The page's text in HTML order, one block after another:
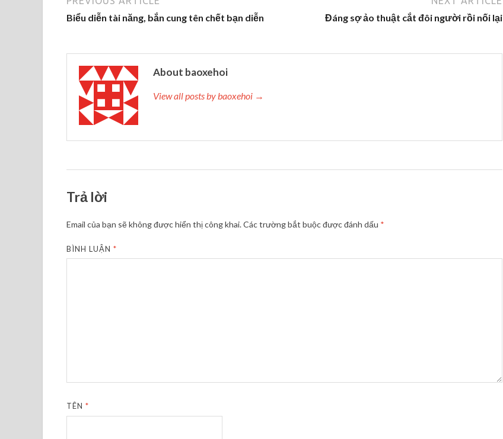
Biểu diễn tài năng, bắn cung tên chết bạn diễn Đáng sợ ảo thuật cắt đôi người rồi nối lại
About baoxehoi
View all posts by baoxehoi →
Trả lời
Email của bạn sẽ không được hiển thị công khai.Các trường bắt buộc được đánh dấu *
BÌNH LUẬN*
TÊN*